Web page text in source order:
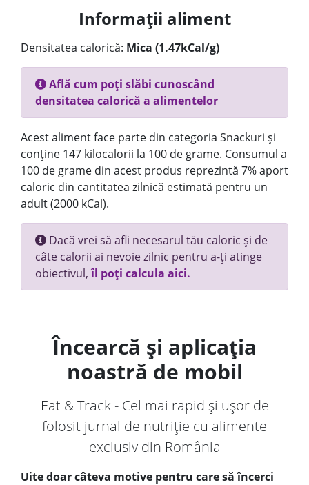
Informații aliment
Densitatea calorică: Mica (1.47kCal/g)
Află cum poți slăbi cunoscând
densitatea calorică a alimentelor
Acest aliment face parte din categoria Snackuri și
conține 147 kilocalorii la 100 de grame. Consumul a
100 de grame din acest produs reprezintă 7% aport
caloric din cantitatea zilnică estimată pentru un
adult (2000 kCal).
Dacă vrei să afli necesarul tău caloric și de
câte calorii ai nevoie zilnic pentru a-ți atinge
obiectivul,îl poți calcula aici.
Încearcă și aplicația
noastră de mobil
Eat & Track - Cel mai rapid și ușor de
folosit jurnal de nutriție cu alimente
exclusiv din România
Uite doar câteva motive pentru care să încerci